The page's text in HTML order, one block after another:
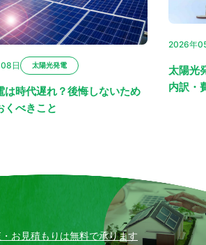
日 太陽光発電
は時代遅れ？後悔しないため
くべきこと
2026年
太陽光
内訳・
お見積もりは無料で承ります